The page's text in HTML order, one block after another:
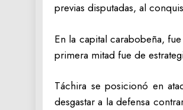
previas disputadas, al
En la capital carabobeña,
primera mitad fue de
Táchira se posicionó en
desgastar a la defensa